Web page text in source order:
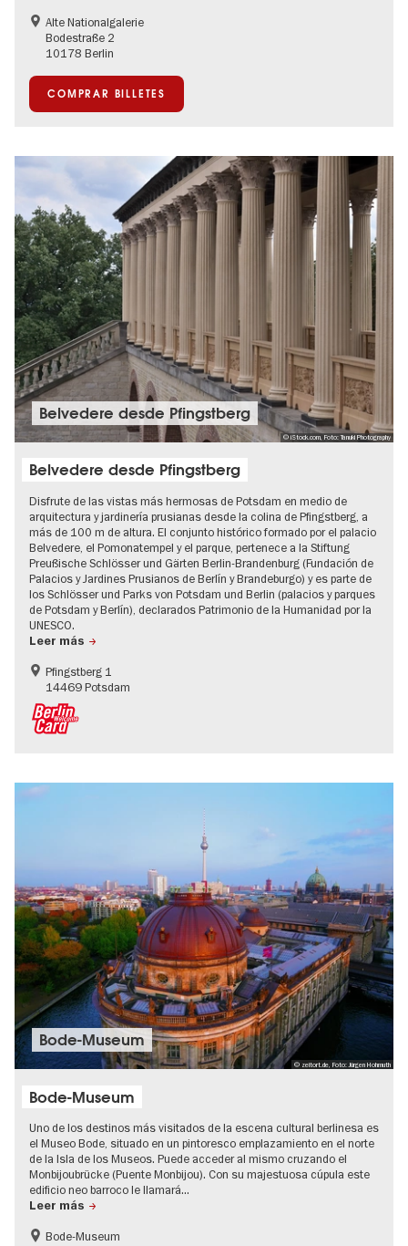
Alte Nationalgalerie
Bodestraße 2
10178 Berlin
COMPRAR BILLETES
© iStock.com, Foto: Tanuki Photography
Belvedere desde Pfingstberg
Belvedere desde Pfingstberg
Disfrute de las vistas más hermosas de Potsdam en medio de
arquitectura y jardinería prusianas desde la colina de Pfingstberg, a
más de 100 m de altura. El conjunto histórico formado por el palacio
Belvedere, el Pomonatempel y el parque, pertenece a la Stiftung
Preußische Schlösser und Gärten Berlin-Brandenburg (Fundación de
Palacios y Jardines Prusianos de Berlín y Brandeburgo) y es parte de
los Schlösser und Parks von Potsdam und Berlin (palacios y parques
de Potsdam y Berlín), declarados Patrimonio de la Humanidad por la
UNESCO.
Leer más
Pfingstberg 1
14469 Potsdam
© zeitort.de, Foto: Jürgen Hohmuth
Bode-Museum
Bode-Museum
Uno de los destinos más visitados de la escena cultural berlinesa es
el Museo Bode, situado en un pintoresco emplazamiento en el norte
de la Isla de los Museos. Puede acceder al mismo cruzando el
Monbijoubrücke (Puente Monbijou). Con su majestuosa cúpula este
edificio neo barroco le llamará...
Leer más
Bode-Museum